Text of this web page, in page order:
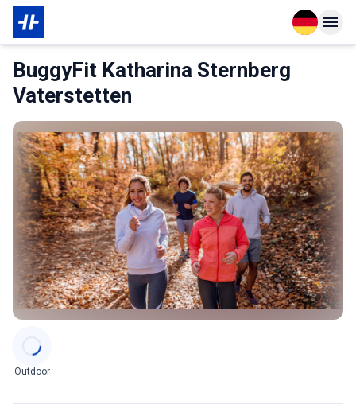
OpenOpen
Das Wichtigste zur Mitgliedschaft
BuggyFit Katharina Sternberg
Vaterstetten
Outdoor